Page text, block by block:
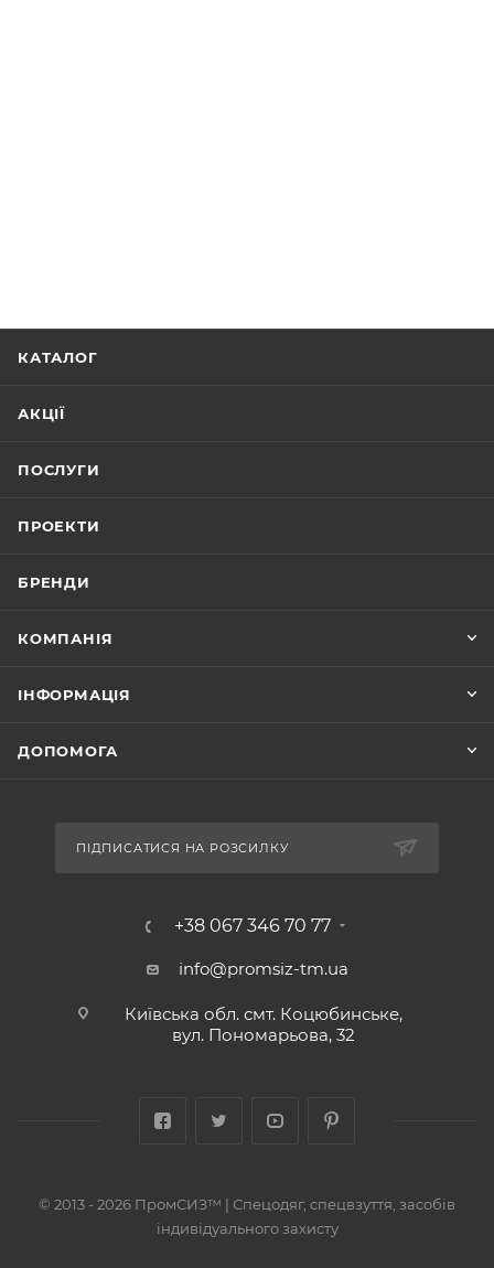
КАТАЛОГ
АКЦІЇ
ПОСЛУГИ
ПРОЕКТИ
БРЕНДИ
КОМПАНІЯ
ІНФОРМАЦІЯ
ДОПОМОГА
ПІДПИСАТИСЯ НА РОЗСИЛКУ
+38 067 346 70 77
info@promsiz-tm.ua
Київська обл. смт. Коцюбинське,
вул. Пономарьова, 32
© 2013 - 2026 ПромСИЗ™ | Спецодяг, спецвзуття, засобів
індивідуального захисту